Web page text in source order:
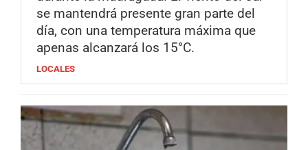
se mantendrá presente gran parte del
día, con una temperatura máxima que
apenas alcanzará los 15°C.
LOCALES